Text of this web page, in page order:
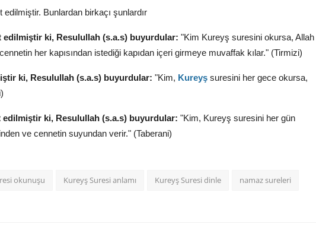
edilmiştir. Bunlardan birkaçı şunlardır
edilmiştir ki, Resulullah (s.a.s) buyurdular: "Kim Kureyş suresini okursa, Allah
her kapısından istediği kapıdan içeri girmeye muvaffak kılar." (Tirmizi)
ki, Resulullah (s.a.s) buyurdular: "Kim, Kureyş suresini her gece okursa,
ki, Resulullah (s.a.s) buyurdular: "Kim, Kureyş suresini her gün
ve cennetin suyundan verir." (Taberani)
okunuşu Kureyş Suresi anlamı Kureyş Suresi dinle namaz sureleri